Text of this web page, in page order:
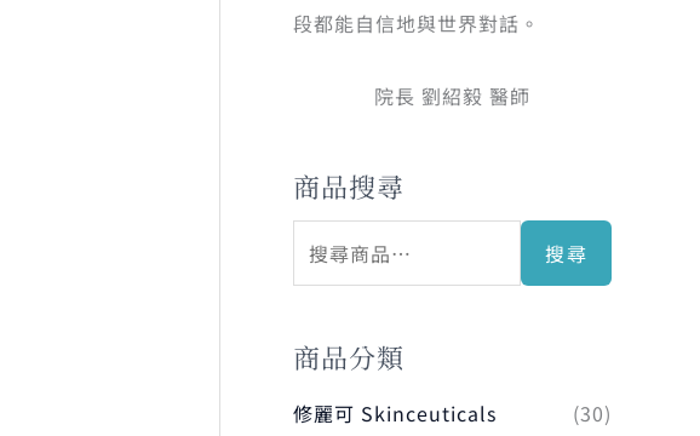
段都能自信地與世界對話。
院長 劉紹毅 醫師
商品搜尋
搜尋
商品分類
修麗可 Skinceuticals
(30)